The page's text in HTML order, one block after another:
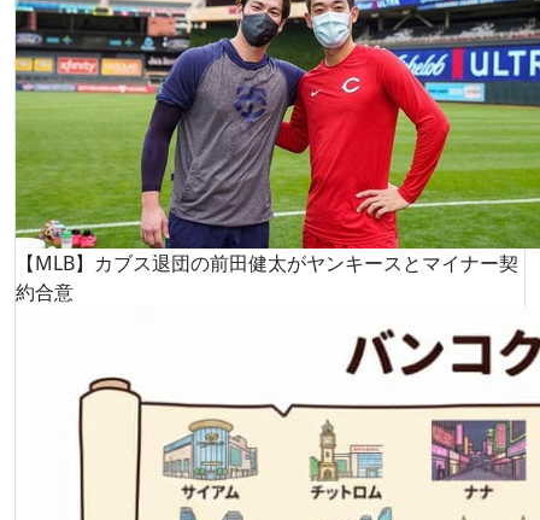
【MLB】カブス退団の前田健太がヤンキースとマイナー契
約合意